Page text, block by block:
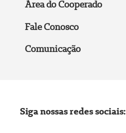
Área do Cooperado
Fale Conosco
Comunicação
Siga nossas redes sociais: